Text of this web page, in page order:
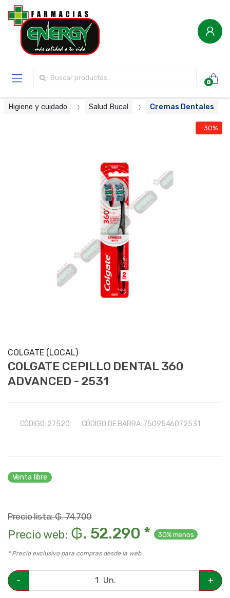
0
Higiene y cuidado Salud Bucal Cremas Dentales
-30%
COLGATE (LOCAL)
COLGATE CEPILLO DENTAL 360
ADVANCED - 2531
CÓDIGO: 27520 CÓDIGO DE BARRA: 7509546072531
Venta libre
Precio lista: ₲. 74.700
Precio web: ₲. 52.290 * 30% menos
* Precio exclusivo para compras desde la web
- Un. +